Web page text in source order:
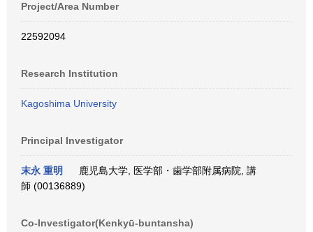
Project/Area Number
22592094
Research Institution
Kagoshima University
Principal Investigator
末永 重明
鹿児島大学, 医学部・歯学部附属病院, 講
師 (00136889)
Co-Investigator(Kenkyū-buntansha)